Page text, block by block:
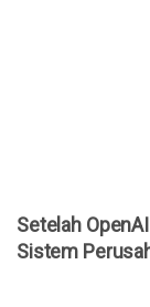
Setelah
Sistem